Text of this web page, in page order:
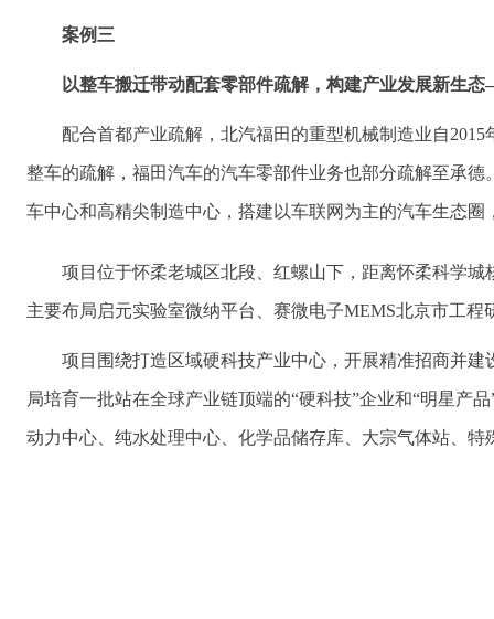
案例三
以整车搬迁带动配套零部件疏解，构建产业发展新生
配合首都产业疏解，北汽福田的重型机械制造业自
整车的疏解，福田汽车的汽车零部件业务也部分疏解至承
车中心和高精尖制造中心，搭建以车联网为主的汽车生态
项目位于怀柔老城区北段、红螺山下，距离怀柔科学
主要布局启元实验室微纳平台、赛微电子MEMS北京市工
项目围绕打造区域硬科技产业中心，开展精准招商并
局培育一批站在全球产业链顶端的“硬科技”企业和“明星产
动力中心、纯水处理中心、化学品储存库、大宗气体站、